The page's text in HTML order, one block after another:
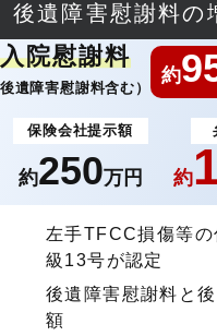
後遺障害慰謝料の
入院慰謝料
遺障害慰謝料含む）
約
保険会社提示額
約250万円 約
左手TFCC損傷等
級13号が認定
後遺障害慰謝料と
額